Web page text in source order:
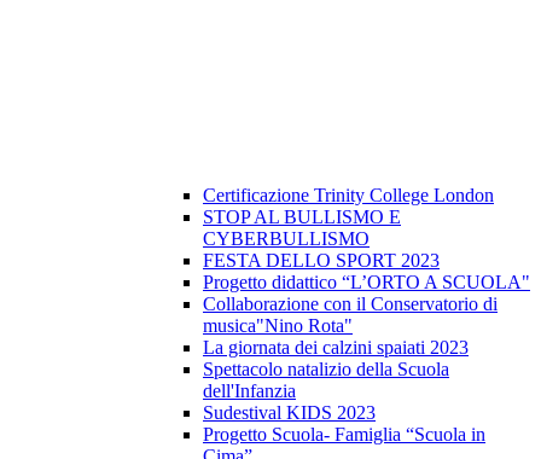
Certificazione Trinity College London
STOP AL BULLISMO E
CYBERBULLISMO
FESTA DELLO SPORT 2023
Progetto didattico “L’ORTO A SCUOLA"
Collaborazione con il Conservatorio di
musica"Nino Rota"
La giornata dei calzini spaiati 2023
Spettacolo natalizio della Scuola
dell'Infanzia
Sudestival KIDS 2023
Progetto Scuola- Famiglia “Scuola in